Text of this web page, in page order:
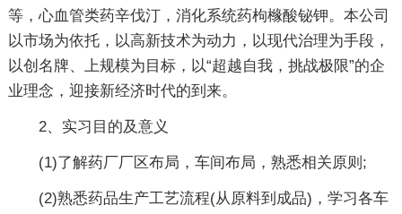
等，心血管类药辛伐汀，消化系统药枸橼酸铋钾。本公司
以市场为依托，以高新技术为动力，以现代治理为手段，
以创名牌、上规模为目标，以“超越自我，挑战极限”的企
业理念，迎接新经济时代的到来。
2、实习目的及意义
(1)了解药厂厂区布局，车间布局，熟悉相关原则;
(2)熟悉药品生产工艺流程(从原料到成品)，学习各车